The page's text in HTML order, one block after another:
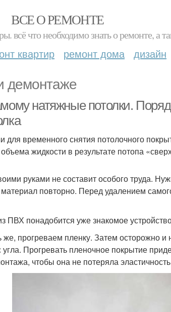
ВСЕ О РЕМОНТЕ
всё что необходимо знать о ремонте,
квартир ремонт дома дизайн
демонтаже
натяжные потолки.
временного снятия потолочного
жидкости в результате потопа
руками не составит особого труда.
материал повторно. Перед удалением
ПВХ понадобится уже знакомое
прогреваем пленку. Затем осторожно и
Прогревать пленочное покрытие
чтобы она не потеряла